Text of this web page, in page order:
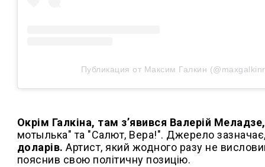
Публикация от Максим Галкин
Окрім Галкіна, там з’явився Валерій Меладзе,
мотылька" та "Салют, Вера!". Джерело
доларів. Артист, який жодного разу не
пояснив свою політичну позицію.